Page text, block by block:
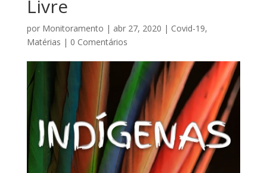
Livre
por Monitoramento | abr 27, 2020 | Covid-19,
Matérias | 0 Comentários